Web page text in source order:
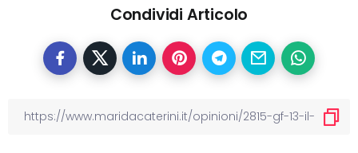
Condividi Articolo